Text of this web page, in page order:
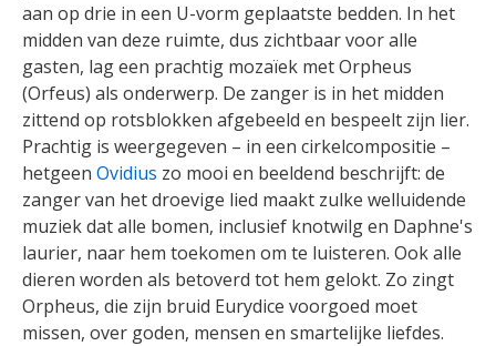
aan op drie in een U-vorm geplaatste bedden. In het
midden van deze ruimte, dus zichtbaar voor alle
gasten, lag een prachtig mozaïek met Orpheus
(Orfeus) als onderwerp. De zanger is in het midden
zittend op rotsblokken afgebeeld en bespeelt zijn lier.
Prachtig is weergegeven – in een cirkelcompositie –
hetgeen Ovidius zo mooi en beeldend beschrijft: de
zanger van het droevige lied maakt zulke welluidende
muziek dat alle bomen, inclusief knotwilg en Daphne's
laurier, naar hem toekomen om te luisteren. Ook alle
dieren worden als betoverd tot hem gelokt. Zo zingt
Orpheus, die zijn bruid Eurydice voorgoed moet
missen, over goden, mensen en smartelijke liefdes.